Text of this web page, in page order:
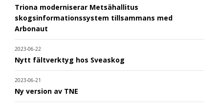
Triona moderniserar Metsähallitus
skogsinformationssystem tillsammans med
Arbonaut
2023-06-22
Nytt fältverktyg hos Sveaskog
2023-06-21
Ny version av TNE